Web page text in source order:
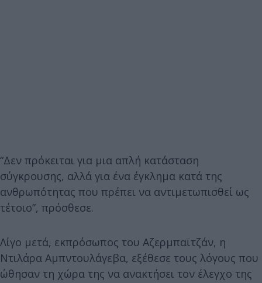
“Δεν πρόκειται για μια απλή κατάσταση
σύγκρουσης, αλλά για ένα έγκλημα κατά της
ανθρωπότητας που πρέπει να αντιμετωπισθεί ως
τέτοιο”, πρόσθεσε.
Λίγο μετά, εκπρόσωπος του Αζερμπαϊτζάν, η
Ντιλάρα Αμπντουλάγεβα, εξέθεσε τους λόγους που
ώθησαν τη χώρα της να ανακτήσει τον έλεγχο της